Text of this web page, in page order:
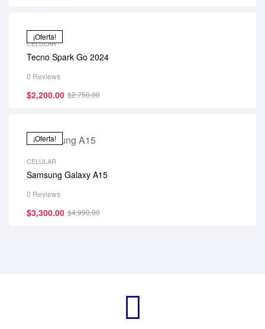
¡Oferta!
CELULAR
Tecno Spark Go 2024
0 Reviews
$2,750.00
$2,200.00
¡Oferta!
CELULAR
Samsung Galaxy A15
0 Reviews
$4,990.00
$3,300.00